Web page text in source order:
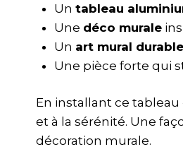
Un tableau
Une déco murale
Un art mural durable
Une pièce forte qui
En installant ce
et à la sérénité. Une
décoration murale.